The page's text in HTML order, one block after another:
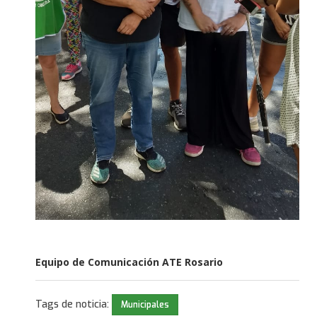
Equipo de Comunicación ATE Rosario
Tags de noticia: Municipales